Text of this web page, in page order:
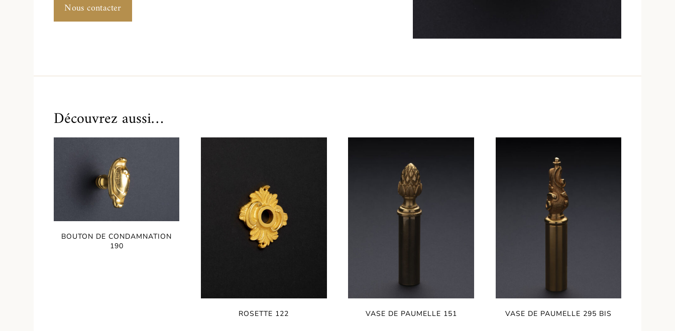
Nous contacter
Découvrez aussi…
BOUTON DE CONDAMNATION
190
ROSETTE 122 VASE DE PAUMELLE 151 VASE DE PAUMELLE 295 BIS